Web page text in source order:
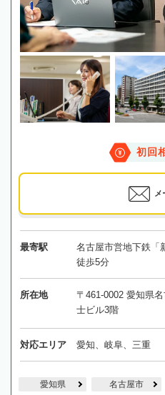
初回
メ
最寄駅
名古屋市営地下鉄「
徒歩5分
所在地
〒461-0002 愛知県
士ビル3階
対応エリア 愛知、岐阜、三重
愛知県 名古屋市